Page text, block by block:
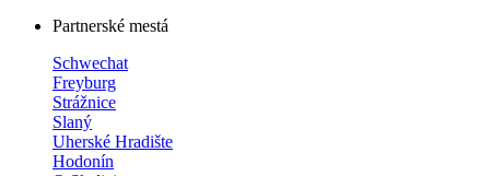
Partnerské mestá
Schwechat
Freyburg
Strážnice
Slaný
Uherské Hradište
Hodonín